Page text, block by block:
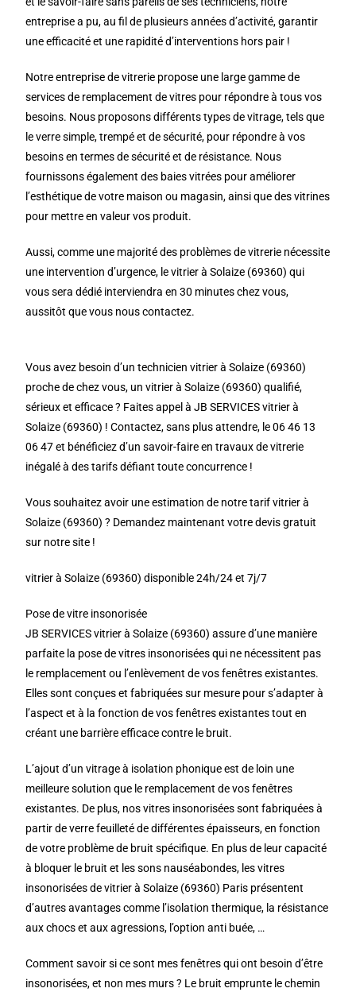
entreprise a pu, au fil de plusieurs années d’activité, garantir
une efficacité et une rapidité d’interventions hors pair !
Notre entreprise de vitrerie propose une large gamme de
services de remplacement de vitres pour répondre à tous vos
besoins. Nous proposons différents types de vitrage, tels que
le verre simple, trempé et de sécurité, pour répondre à vos
besoins en termes de sécurité et de résistance. Nous
fournissons également des baies vitrées pour améliorer
l’esthétique de votre maison ou magasin, ainsi que des vitrines
pour mettre en valeur vos produit.
Aussi, comme une majorité des problèmes de vitrerie nécessite
une intervention d’urgence, le vitrier à Solaize (69360) qui
vous sera dédié interviendra en 30 minutes chez vous,
aussitôt que vous nous contactez.
Vous avez besoin d’un technicien vitrier à Solaize (69360)
proche de chez vous, un vitrier à Solaize (69360) qualifié,
sérieux et efficace ? Faites appel à JB SERVICES vitrier à
Solaize (69360) ! Contactez, sans plus attendre, le 06 46 13
06 47 et bénéficiez d’un savoir-faire en travaux de vitrerie
inégalé à des tarifs défiant toute concurrence !
Vous souhaitez avoir une estimation de notre tarif vitrier à
Solaize (69360) ? Demandez maintenant votre devis gratuit
sur notre site !
vitrier à Solaize (69360) disponible 24h/24 et 7j/7
Pose de vitre insonorisée
JB SERVICES vitrier à Solaize (69360) assure d’une manière
parfaite la pose de vitres insonorisées qui ne nécessitent pas
le remplacement ou l’enlèvement de vos fenêtres existantes.
Elles sont conçues et fabriquées sur mesure pour s’adapter à
l’aspect et à la fonction de vos fenêtres existantes tout en
créant une barrière efficace contre le bruit.
L’ajout d’un vitrage à isolation phonique est de loin une
meilleure solution que le remplacement de vos fenêtres
existantes. De plus, nos vitres insonorisées sont fabriquées à
partir de verre feuilleté de différentes épaisseurs, en fonction
de votre problème de bruit spécifique. En plus de leur capacité
à bloquer le bruit et les sons nauséabondes, les vitres
insonorisées de vitrier à Solaize (69360) Paris présentent
d’autres avantages comme l’isolation thermique, la résistance
aux chocs et aux agressions, l’option anti buée, …
Comment savoir si ce sont mes fenêtres qui ont besoin d’être
insonorisées, et non mes murs ? Le bruit emprunte le chemin